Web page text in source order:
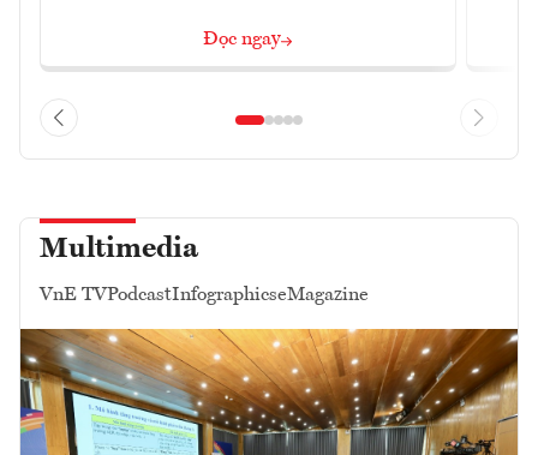
Đọc ngay
Multimedia
VnE TVPodcastInfographicseMagazine